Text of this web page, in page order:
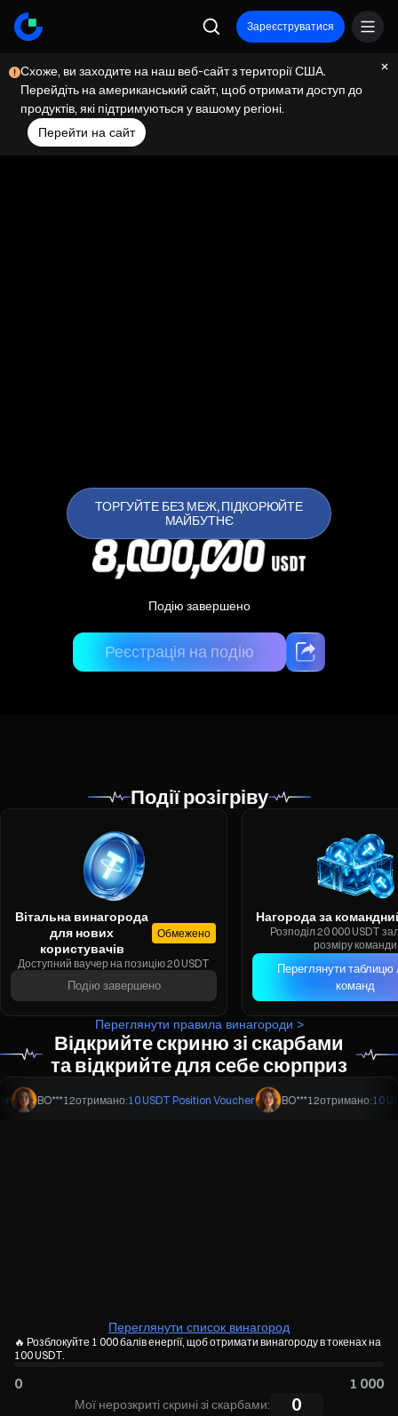
Зареєструватися
Схоже, ви заходите на наш веб-сайт з території США.
Перейдіть на американський сайт, щоб отримати доступ до
продуктів, які підтримуються у вашому регіоні.
Перейти на сайт
ТОРГУЙТЕ БЕЗ МЕЖ, ПІДКОРЮЙТЕ
МАЙБУТНЄ
Подію завершено
Реєстрація на подію
Події розігріву
Вітальна винагорода
для нових
користувачів
Обмежено
Доступний ваучер на позицію 20 USDT
Подію завершено
Нагорода за
Розподіл 20 000 USDT
розміру команди
Переглянути таблицю
команд
Переглянути правила винагороди >
Відкрийте скриню зі скарбами
та відкрийте для себе сюрприз
BO***12отримано:10 USDT Position Voucher BO***12отримано:10 USDT
Переглянути список винагород
🔥 Розблокуйте 1 000 балів енергії, щоб отримати винагороду в токенах на
100 USDT.
0 1 000
Мої нерозкриті скрині зі скарбами: 0